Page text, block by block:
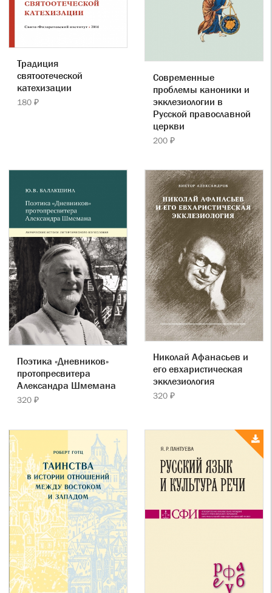
Традиция
святоотеческой
катехизации
180 ₽
Современные
проблемы каноники и
экклезиологии в
Русской православной
церкви
200 ₽
Поэтика «Дневников»
протопресвитера
Александра Шмемана
320 ₽
Николай Афанасьев и
его евхаристическая
экклезиология
320 ₽